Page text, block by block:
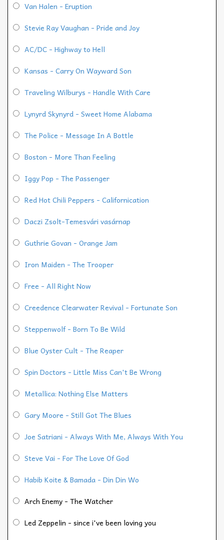
Van Halen - Eruption
Stevie Ray Vaughan - Pride and Joy
AC/DC - Highway to Hell
Kansas - Carry On Wayward Son
Traveling Wilburys - Handle With Care
Lynyrd Skynyrd - Sweet Home Alabama
The Police - Message In A Bottle
Boston - More Than Feeling
Iggy Pop - The Passenger
Red Hot Chili Peppers - Californication
Daczi Zsolt-Temesvári vasárnap
Guthrie Govan - Orange Jam
Iron Maiden - The Trooper
Free - All Right Now
Creedence Clearwater Revival - Fortunate Son
Steppenwolf - Born To Be Wild
Blue Oyster Cult - The Reaper
Spin Doctors - Little Miss Can't Be Wrong
Metallica: Nothing Else Matters
Gary Moore - Still Got The Blues
Joe Satriani - Always With Me, Always With You
Steve Vai - For The Love Of God
Habib Koite & Bamada - Din Din Wo
Arch Enemy - The Watcher
Led Zeppelin - since i've been loving you